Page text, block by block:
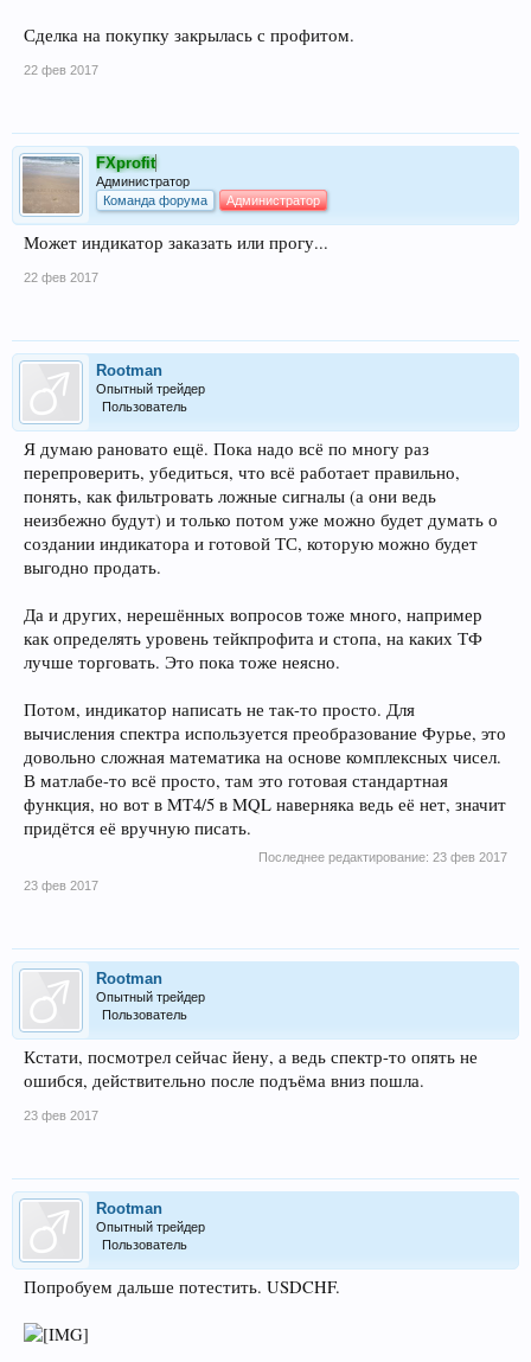
Сделка на покупку закрылась с профитом.
22 фев 2017
FXprofit
Администратор
Команда форума
Администратор
Может индикатор заказать или прогу...
22 фев 2017
Rootman
Опытный трейдер
Пользователь
Я думаю рановато ещё. Пока надо всё по многу раз
перепроверить, убедиться, что всё работает правильно,
понять, как фильтровать ложные сигналы (а они ведь
неизбежно будут) и только потом уже можно будет думать о
создании индикатора и готовой ТС, которую можно будет
выгодно продать.
Да и других, нерешённых вопросов тоже много, например
как определять уровень тейкпрофита и стопа, на каких ТФ
лучше торговать. Это пока тоже неясно.
Потом, индикатор написать не так-то просто. Для
вычисления спектра используется преобразование Фурье, это
довольно сложная математика на основе комплексных чисел.
В матлабе-то всё просто, там это готовая стандартная
функция, но вот в MT4/5 в MQL наверняка ведь её нет, значит
придётся её вручную писать.
Последнее редактирование: 23 фев 2017
23 фев 2017
Rootman
Опытный трейдер
Пользователь
Кстати, посмотрел сейчас йену, а ведь спектр-то опять не
ошибся, действительно после подъёма вниз пошла.
23 фев 2017
Rootman
Опытный трейдер
Пользователь
Попробуем дальше потестить. USDCHF.